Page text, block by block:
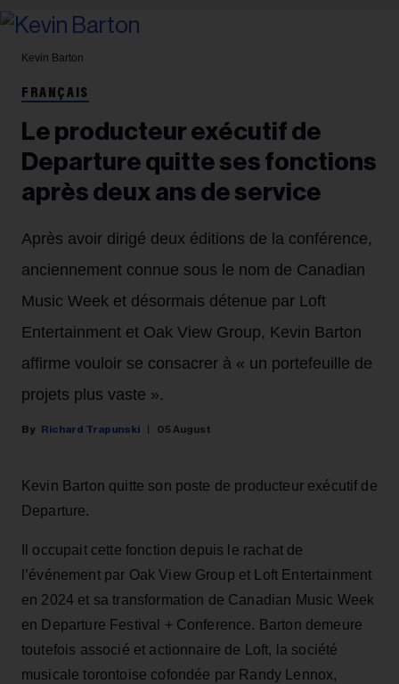
Kevin Barton
FRANÇAIS
Le producteur exécutif de
Departure quitte ses fonctions
après deux ans de service
Après avoir dirigé deux éditions de la conférence,
anciennement connue sous le nom de Canadian
Music Week et désormais détenue par Loft
Entertainment et Oak View Group, Kevin Barton
affirme vouloir se consacrer à « un portefeuille de
projets plus vaste ».
Richard Trapunski 05 August
Kevin Barton quitte son poste de producteur exécutif de
Departure.
Il occupait cette fonction depuis le rachat de
l’événement par Oak View Group et Loft Entertainment
en 2024 et sa transformation de Canadian Music Week
en Departure Festival + Conference. Barton demeure
toutefois associé et actionnaire de Loft, la société
musicale torontoise cofondée par Randy Lennox,